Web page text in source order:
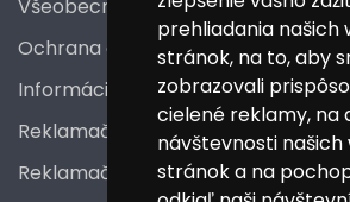
prehliadania našich
stránok, na to, aby
zobrazovali
cielené reklamy, na
návštevnosti
stránok a na
Všeobecné obchodné podmienky
Ochrana osobných údajov
Informácie a poučenia pre
Reklamačný poriadok
Reklamačný protokol